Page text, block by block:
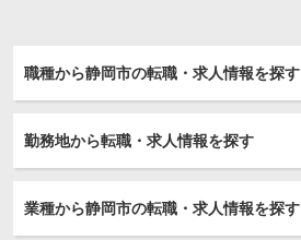
職種から静岡市の転職・求人情報を探す
勤務地から転職・求人情報を探す
業種から静岡市の転職・求人情報を探す